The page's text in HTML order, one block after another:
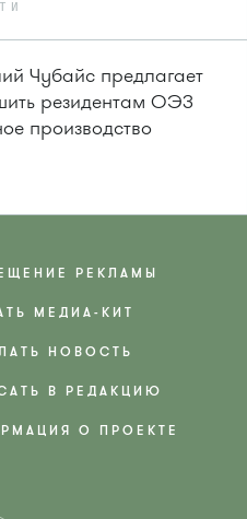
Чубайс предлагает
резидентам ОЭЗ
производство
РЕКЛАМЫ
МЕДИА-КИТ
НОВОСТЬ
В РЕДАКЦИЮ
О ПРОЕКТЕ